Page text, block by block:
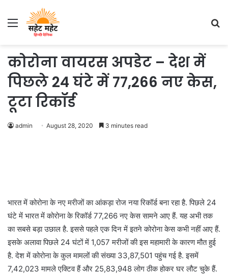
Menu
कोरोना वायरस अपडेट – देश में
पिछले 24 घंटे में 77,266 नए केस,
टूटा रिकॉर्ड
admin August 28, 2020 3 minutes read
भारत में कोरोना के नए मरीजों का आंकड़ा रोज नया रिकॉर्ड बना रहा है. पिछले 24
घंटे में भारत में कोरोना के रिकॉर्ड 77,266 नए केस सामने आए हैं. यह अभी तक
का सबसे बड़ा उछाल है. इससे पहले एक दिन में इतने कोरोना केस कभी नहीं आए हैं.
इसके अलावा पिछले 24 घंटों में 1,057 मरीजों की इस महामारी के कारण मौत हुई
है. देश में कोरोना के कुल मामलों की संख्या 33,87,501 पहुंच गई है. इसमें
7,42,023 मामले एक्टिव हैं और 25,83,948 लोग ठीक होकर घर लौट चुके हैं.